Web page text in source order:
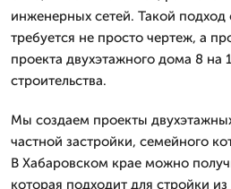
инженерных сетей. Такой
требуется не просто чертеж, а
проекта двухэтажного дома 8 на
строительства.
Мы создаем проекты
частной застройки, семейного
В Хабаровском крае можно
которая подходит для стройки